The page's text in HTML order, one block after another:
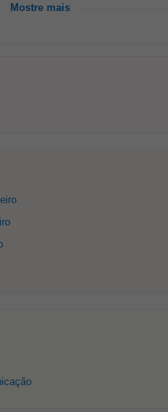
Mostre mais